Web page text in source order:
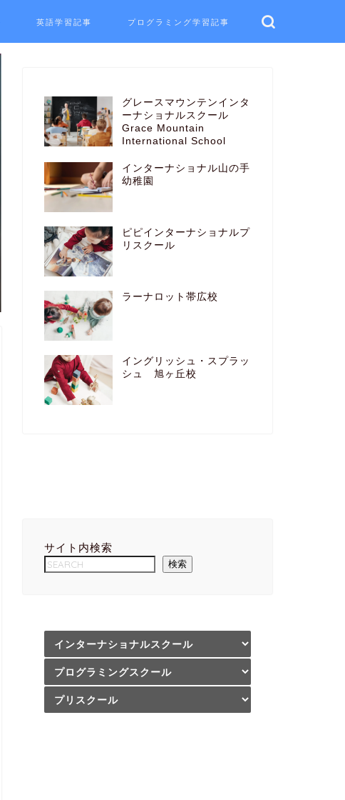
英語学習記事 プログラミング学習記事
グレースマウンテンインタ
ーナショナルスクール
Grace Mountain
International School
インターナショナル山の手
幼稚園
ピピインターナショナルプ
リスクール
ラーナロット帯広校
イングリッシュ・スプラッ
シュ 旭ヶ丘校
サイト内検索
検索